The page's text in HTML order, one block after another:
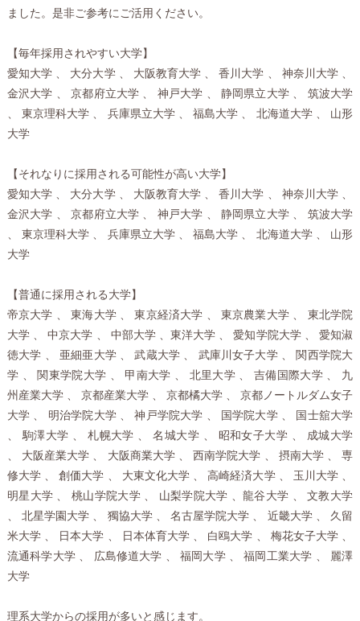
ました。是非ご参考にご活用ください。
【毎年採用されやすい大学】
愛知大学 、 大分大学 、 大阪教育大学 、 香川大学 、 神奈川大学 、
金沢大学 、 京都府立大学 、 神戸大学 、 静岡県立大学 、 筑波大学
、 東京理科大学 、 兵庫県立大学 、 福島大学 、 北海道大学 、 山形
大学
【それなりに採用される可能性が高い大学】
愛知大学 、 大分大学 、 大阪教育大学 、 香川大学 、 神奈川大学 、
金沢大学 、 京都府立大学 、 神戸大学 、 静岡県立大学 、 筑波大学
、 東京理科大学 、 兵庫県立大学 、 福島大学 、 北海道大学 、 山形
大学
【普通に採用される大学】
帝京大学 、 東海大学 、 東京経済大学 、 東京農業大学 、 東北学院
大学 、 中京大学 、 中部大学 、東洋大学 、 愛知学院大学 、 愛知淑
徳大学 、 亜細亜大学 、 武蔵大学 、 武庫川女子大学 、 関西学院大
学 、 関東学院大学 、 甲南大学 、 北里大学 、 吉備国際大学 、 九
州産業大学 、 京都産業大学 、 京都橘大学 、 京都ノートルダム女子
大学 、 明治学院大学 、 神戸学院大学 、 国学院大学 、 国士舘大学
、 駒澤大学 、 札幌大学 、 名城大学 、 昭和女子大学 、 成城大学
、 大阪産業大学 、 大阪商業大学 、 西南学院大学 、 摂南大学 、 専
修大学 、 創価大学 、 大東文化大学 、 高崎経済大学 、 玉川大学 、
明星大学 、 桃山学院大学 、 山梨学院大学 、龍谷大学 、 文教大学
、 北星学園大学 、 獨協大学 、 名古屋学院大学 、 近畿大学 、 久留
米大学 、 日本大学 、 日本体育大学 、 白鴎大学 、 梅花女子大学 、
流通科学大学 、 広島修道大学 、 福岡大学 、 福岡工業大学 、 麗澤
大学
理系大学からの採用が多いと感じます。